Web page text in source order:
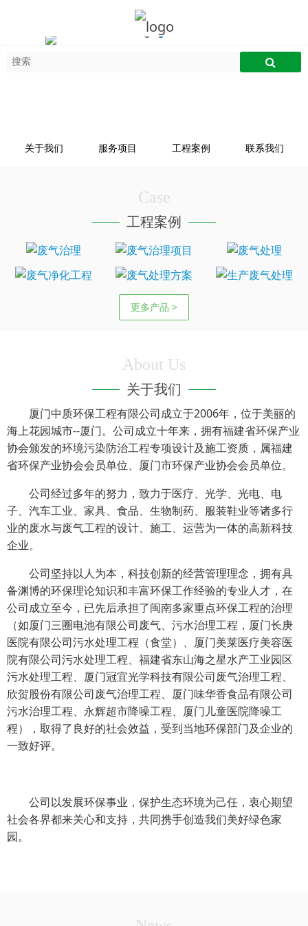
关于我们 服务项目 工程案例 联系我们
Case
工程案例
更多产品 >
About Us
关于我们
厦门中质环保工程有限公司成立于2006年，位于美丽的
海上花园城市--厦门。公司成立十年来，拥有福建省环保产业
协会颁发的环境污染防治工程专项设计及施工资质，属福建
省环保产业协会会员单位、厦门市环保产业协会会员单位。
公司经过多年的努力，致力于医疗、光学、光电、电
子、汽车工业、家具、食品、生物制药、服装鞋业等诸多行
业的废水与废气工程的设计、施工、运营为一体的高新科技
企业。
公司坚持以人为本，科技创新的经营管理理念，拥有具
备渊博的环保理论知识和丰富环保工作经验的专业人才，在
公司成立至今，已先后承担了闽南多家重点环保工程的治理
（如厦门三圈电池有限公司废气、污水治理工程，厦门长庚
医院有限公司污水处理工程（食堂）、厦门美莱医疗美容医
院有限公司污水处理工程、福建省东山海之星水产工业园区
污水处理工程、厦门冠宜光学科技有限公司废气治理工程、
欣贺股份有限公司废气治理工程、厦门味华香食品有限公司
污水治理工程、永辉超市降噪工程、厦门儿童医院降噪工
程），取得了良好的社会效益，受到当地环保部门及企业的
一致好评。
公司以发展环保事业，保护生态环境为己任，衷心期望
社会各界都来关心和支持，共同携手创造我们美好绿色家
园。